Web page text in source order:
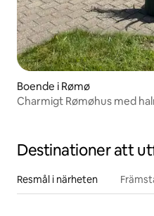
Boende i Rømø
Charmigt Rømøhus med
Destinationer att
Resmål i närheten